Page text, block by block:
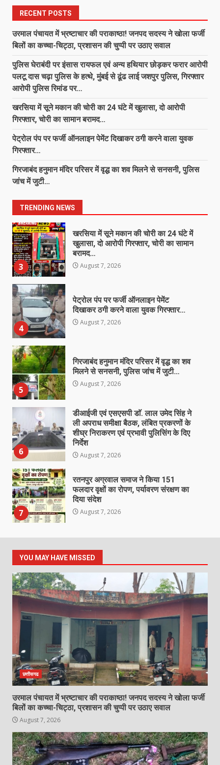
RECENT POSTS
उरमाल पंचायत में भ्रष्टाचार की पराकाष्ठा! जनपद सदस्य ने खोला फर्जी
बिलों का कच्चा-चिट्ठा, प्रशासन की चुप्पी पर उठाए सवाल
पुलिस घेराबंदी पर इंसास रायफल एवं अन्य हथियार छोड़कर फरार आरोपी
पलटू दास चढ़ा पुलिस के हत्थे, मुंबई से ढूंढ लाई जशपुर पुलिस, गिरफ्तार
आरोपी पुलिस रिमांड पर…
खरसिया में सूने मकान की चोरी का 24 घंटे में खुलासा, दो आरोपी
गिरफ्तार, चोरी का सामान बरामद…
पेट्रोल पंप पर फर्जी ऑनलाइन पेमेंट दिखाकर ठगी करने वाला युवक
गिरफ्तार…
गिरजाबंद हनुमान मंदिर परिसर में वृद्ध का शव मिलने से सनसनी, पुलिस
जांच में जुटी…
TRENDING NEWS
6
7
रतनपुर अग्रवाल समाज ने किया 151
फलदार वृक्षों का रोपण, पर्यावरण संरक्षण का
दिया संदेश
August 7, 2026
1
उरमाल पंचायत में भ्रष्टाचार की पराकाष्ठा!
जनपद सदस्य ने खोला फर्जी बिलों का
कच्चा-चिट्ठा, प्रशासन की चुप्पी पर उठाए
सवाल
2
पुलिस घेराबंदी पर इंसास रायफल एवं अन्य
हथियार छोड़कर फरार आरोपी पलटू दास
3
खरसिया में सूने मकान की चोरी का 24 घंटे में
खुलासा, दो आरोपी गिरफ्तार, चोरी का सामान
बरामद…
August 7, 2026
4
पेट्रोल पंप पर फर्जी ऑनलाइन पेमेंट
दिखाकर ठगी करने वाला युवक गिरफ्तार…
August 7, 2026
5
गिरजाबंद हनुमान मंदिर परिसर में वृद्ध का शव
मिलने से सनसनी, पुलिस जांच में जुटी…
August 7, 2026
6
डीआईजी एवं एसएसपी डाॅ. लाल उमेद सिंह ने
ली अपराध समीक्षा बैठक, लंबित प्रकरणों के
शीघ्र निराकरण एवं प्रभावी पुलिसिंग के दिए
निर्देश
August 7, 2026
7
रतनपुर अग्रवाल समाज ने किया 151
फलदार वृक्षों का रोपण, पर्यावरण संरक्षण का
दिया संदेश
August 7, 2026
1
उरमाल पंचायत में भ्रष्टाचार की पराकाष्ठा!
कच्चा-चिट्ठा, प्रशासन की चुप्पी पर उठाए
सवाल
August 7, 2026
2
पुलिस घेराबंदी पर इंसास रायफल एवं अन्य
हथियार छोड़कर फरार आरोपी पलटू दास
चढ़ा पुलिस के हत्थे, मुंबई से ढूंढ लाई जशपुर
पुलिस, गिरफ्तार आरोपी पुलिस रिमांड पर…
August 7, 2026
3
खरसिया में सूने मकान की चोरी का 24 घंटे में
खुलासा, दो आरोपी गिरफ्तार, चोरी का सामान
बरामद…
August 7, 2026
4
पेट्रोल पंप पर फर्जी ऑनलाइन पेमेंट
दिखाकर ठगी करने वाला युवक गिरफ्तार…
August 7, 2026
YOU MAY HAVE MISSED
छत्तीसगढ
उरमाल पंचायत में भ्रष्टाचार की पराकाष्ठा! जनपद सदस्य ने खोला फर्जी
बिलों का कच्चा-चिट्ठा, प्रशासन की चुप्पी पर उठाए सवाल
August 7, 2026